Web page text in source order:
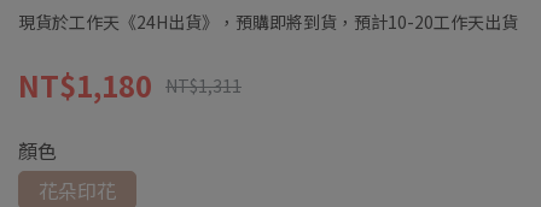
現貨於工作天《24H出貨》，預購即將到貨，預計10-20工作天出貨
NT$1,180 NT$1,311
顏色
花朵印花